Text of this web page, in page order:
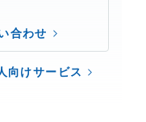
合わせ
向けサービス